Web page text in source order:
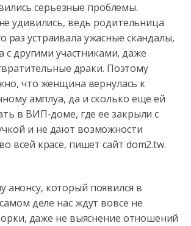
серьезные проблемы.
удивились, ведь родительница
раз устраивала ужасные скандалы,
с другими участниками, даже
драки. Поэтому
что женщина вернулась к
амплуа, да и сколько еще ей
в ВИП-доме, где ее закрыли с
и не дают возможности
всей красе, пишет сайт dom2.tw.
анонсу, который появился в
деле нас ждут вовсе не
даже не выяснение отношений